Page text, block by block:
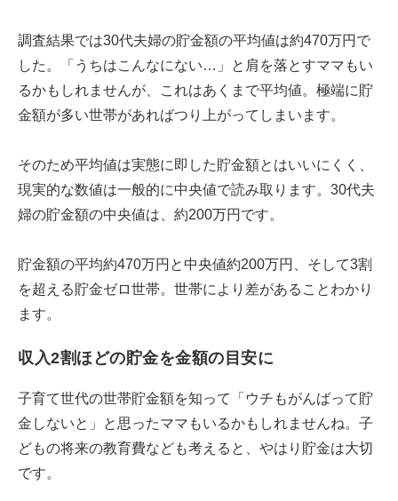
調査結果では30代夫婦の貯金額の平均値は約470万円で
した。「うちはこんなにない…」と肩を落とすママもい
るかもしれませんが、これはあくまで平均値。極端に貯
金額が多い世帯があればつり上がってしまいます。
そのため平均値は実態に即した貯金額とはいいにくく、
現実的な数値は一般的に中央値で読み取ります。30代夫
婦の貯金額の中央値は、約200万円です。
貯金額の平均約470万円と中央値約200万円、そして3割
を超える貯金ゼロ世帯。世帯により差があることわかり
ます。
収入2割ほどの貯金を金額の目安に
子育て世代の世帯貯金額を知って「ウチもがんばって貯
金しないと」と思ったママもいるかもしれませんね。子
どもの将来の教育費なども考えると、やはり貯金は大切
です。